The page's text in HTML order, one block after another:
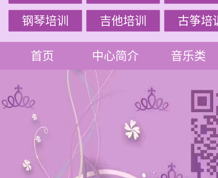
钢琴培训 吉他培训 古筝培
首页 中心简介 音乐类